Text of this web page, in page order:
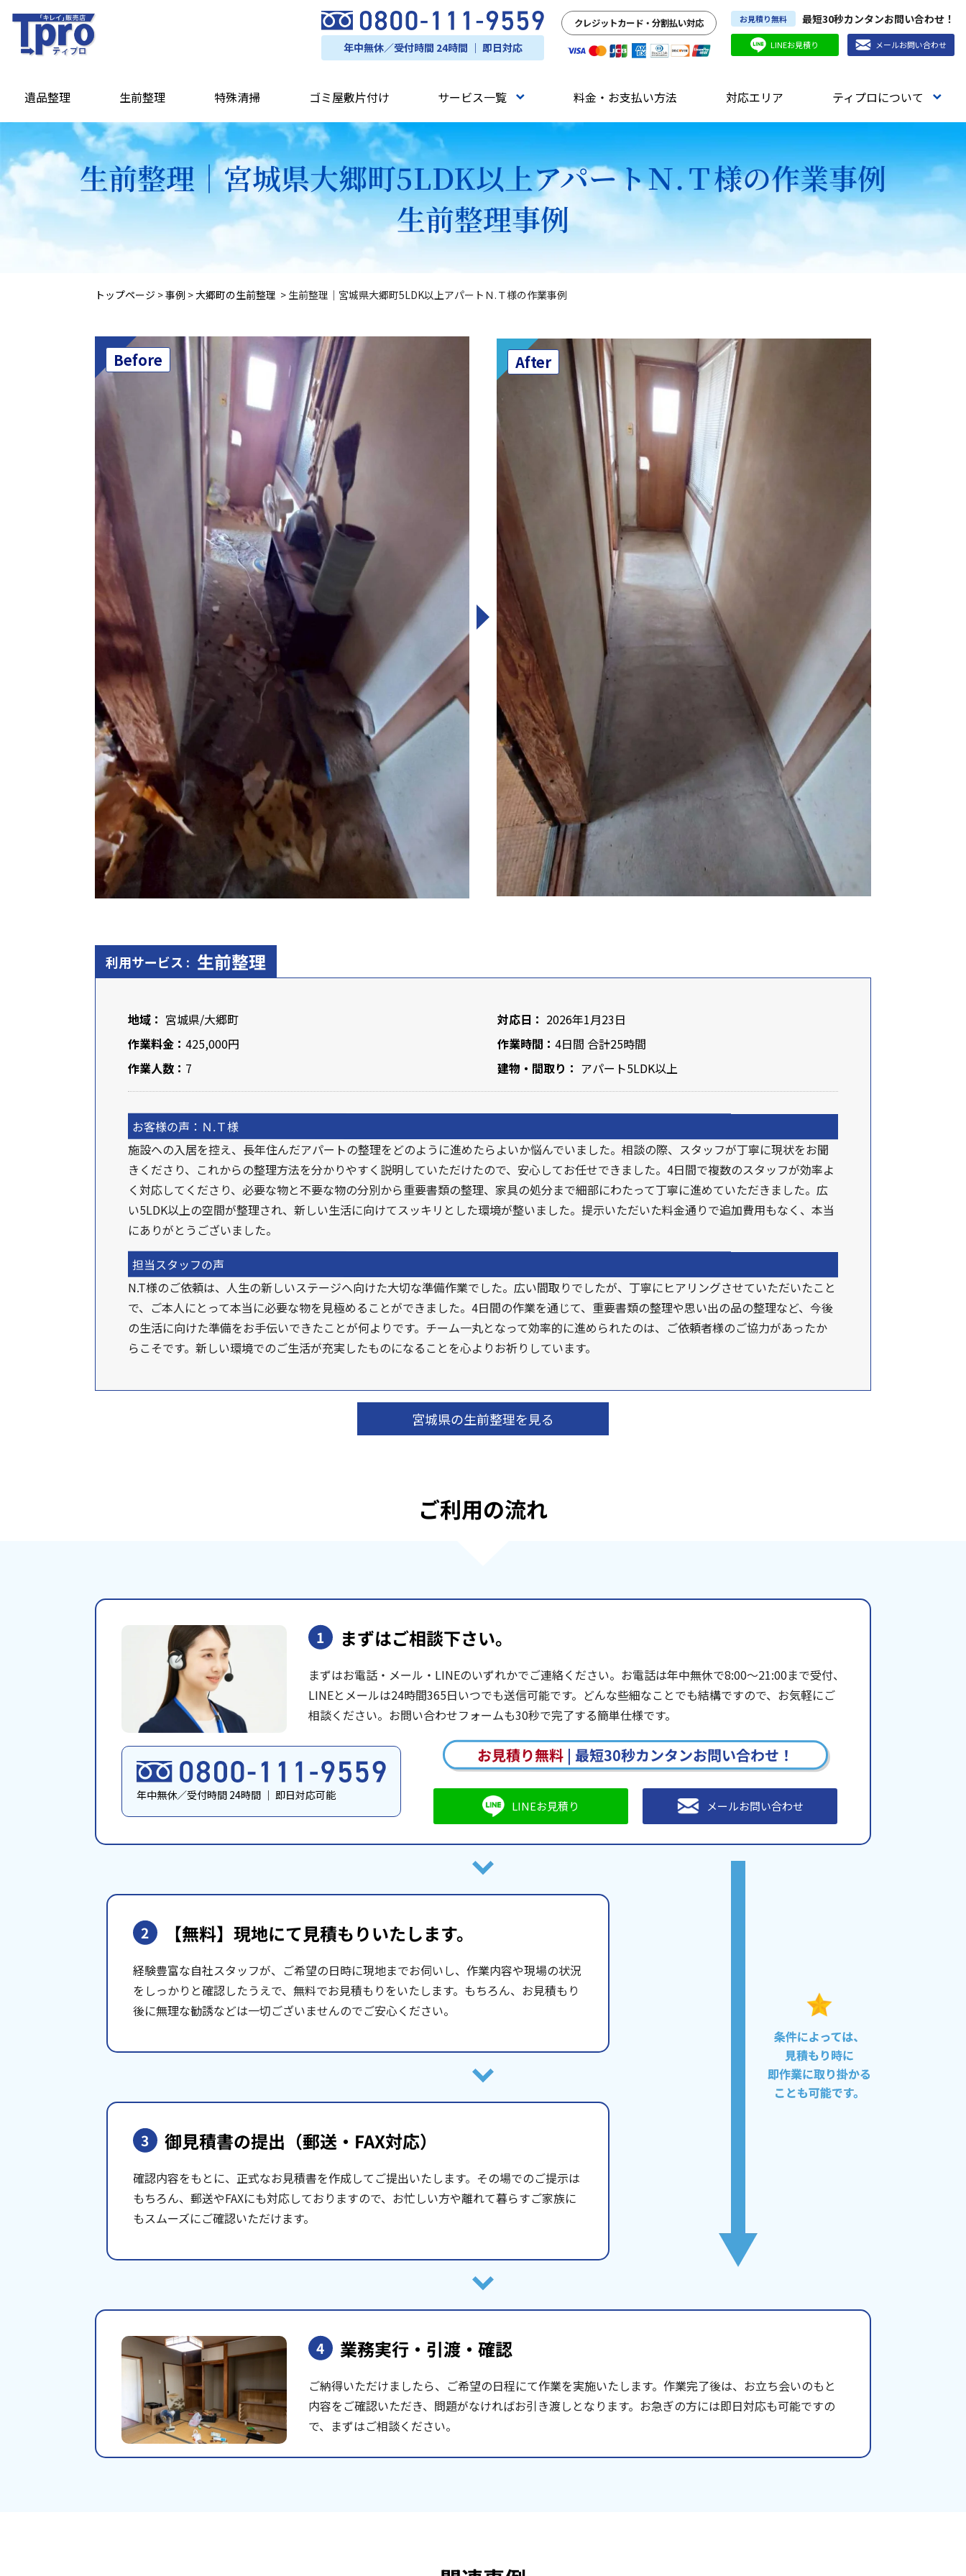
年中無休／受付時間 24時間 ｜ 即日対応
クレジットカード・分割払い対応 お見積り無料 最短30秒カンタンお問い合わせ！
LINEお見積り メールお問い合わせ
遺品整理 生前整理 特殊清掃 ゴミ屋敷片付け サービス一覧 料金・お支払い方法 対応エリア ティプロについて
生前整理｜宮城県大郷町5LDK以上アパートＮ.Ｔ様の作業事例
生前整理事例
トップページ >事例 >大郷町の生前整理 > 生前整理｜宮城県大郷町5LDK以上アパートＮ.Ｔ様の作業事例
Before After
利用サービス : 生前整理
地域： 宮城県/大郷町
作業料金： 425,000円
作業人数： 7
対応日： 2026年1月23日
作業時間： 4日間 合計25時間
建物・間取り： アパート5LDK以上
お客様の声：Ｎ.Ｔ様
施設への入居を控え、長年住んだアパートの整理をどのように進めたらよいか悩んでいました。相談の際、スタッフが丁寧に現状をお聞
きくださり、これからの整理方法を分かりやすく説明していただけたので、安心してお任せできました。4日間で複数のスタッフが効率よ
く対応してくださり、必要な物と不要な物の分別から重要書類の整理、家具の処分まで細部にわたって丁寧に進めていただきました。広
い5LDK以上の空間が整理され、新しい生活に向けてスッキリとした環境が整いました。提示いただいた料金通りで追加費用もなく、本当
にありがとうございました。
担当スタッフの声
N.T様のご依頼は、人生の新しいステージへ向けた大切な準備作業でした。広い間取りでしたが、丁寧にヒアリングさせていただいたこと
で、ご本人にとって本当に必要な物を見極めることができました。4日間の作業を通じて、重要書類の整理や思い出の品の整理など、今後
の生活に向けた準備をお手伝いできたことが何よりです。チーム一丸となって効率的に進められたのは、ご依頼者様のご協力があったか
らこそです。新しい環境でのご生活が充実したものになることを心よりお祈りしています。
宮城県の生前整理を見る
ご利用の流れ
1 まずはご相談下さい。
まずはお電話・メール・LINEのいずれかでご連絡ください。お電話は年中無休で8:00〜21:00まで受付、
LINEとメールは24時間365日いつでも送信可能です。どんな些細なことでも結構ですので、お気軽にご
相談ください。お問い合わせフォームも30秒で完了する簡単仕様です。
年中無休／受付時間 24時間 ｜ 即日対応可能
お見積り無料| 最短30秒カンタンお問い合わせ！
LINEお見積り メールお問い合わせ
2 【無料】現地にて見積もりいたします。
経験豊富な自社スタッフが、ご希望の日時に現地までお伺いし、作業内容や現場の状況
をしっかりと確認したうえで、無料でお見積もりをいたします。もちろん、お見積もり
後に無理な勧誘などは一切ございませんのでご安心ください。
3 御見積書の提出 （郵送・FAX対応）
確認内容をもとに、正式なお見積書を作成してご提出いたします。その場でのご提示は
もちろん、郵送やFAXにも対応しておりますので、お忙しい方や離れて暮らすご家族に
もスムーズにご確認いただけます。
4 業務実行・引渡・確認
ご納得いただけましたら、ご希望の日程にて作業を実施いたします。作業完了後は、お立ち会いのもと
内容をご確認いただき、問題がなければお引き渡しとなります。お急ぎの方には即日対応も可能ですの
で、まずはご相談ください。